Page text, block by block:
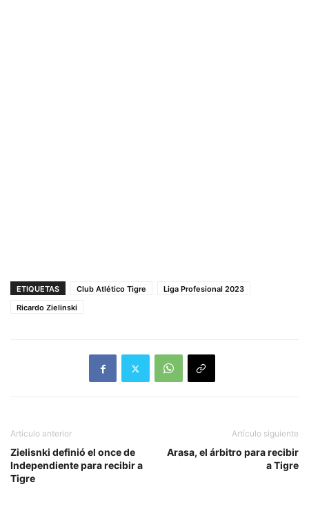
ETIQUETAS Club Atlético Tigre
Liga Profesional 2023
Ricardo Zielinski
Artículo anterior
Zielisnki definió el once de
Independiente para recibir a
Tigre
Artículo siguiente
Arasa, el árbitro para recibir
a Tigre